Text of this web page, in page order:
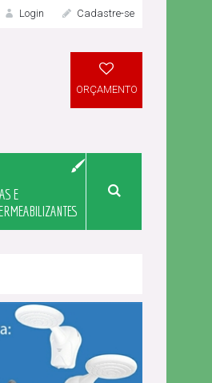
Login
LOGIN
Cadastre-se
ORÇAMENTO
E